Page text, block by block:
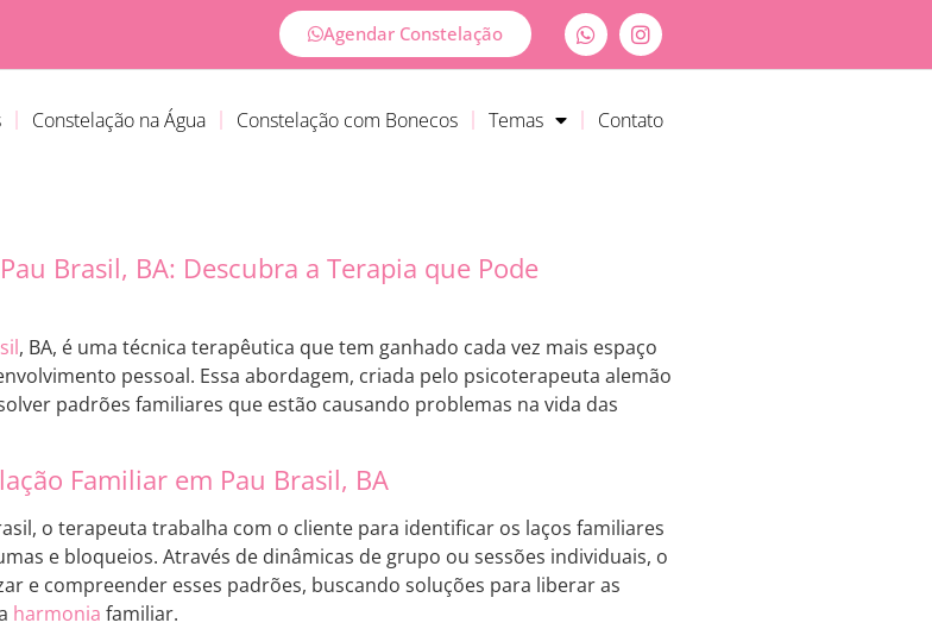
Agendar Constelação
Constelação na Água Constelação com Bonecos Temas Contato
Brasil, BA: Descubra a Terapia que Pode
, BA, é uma técnica terapêutica que tem ganhado cada vez mais espaço
pessoal. Essa abordagem, criada pelo psicoterapeuta alemão
padrões familiares que estão causando problemas na vida das
Familiar em Pau Brasil, BA
o terapeuta trabalha com o cliente para identificar os laços familiares
e bloqueios. Através de dinâmicas de grupo ou sessões individuais, o
e compreender esses padrões, buscando soluções para liberar as
harmonia familiar.